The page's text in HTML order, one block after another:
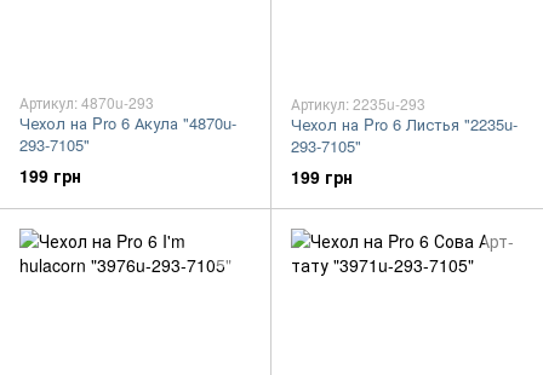
Артикул: 4870u-293
Чехол на Pro 6 Акула "4870u-
293-7105"
199 грн
Артикул: 2235u-293
Чехол на Pro 6 Листья "2235u-
293-7105"
199 грн